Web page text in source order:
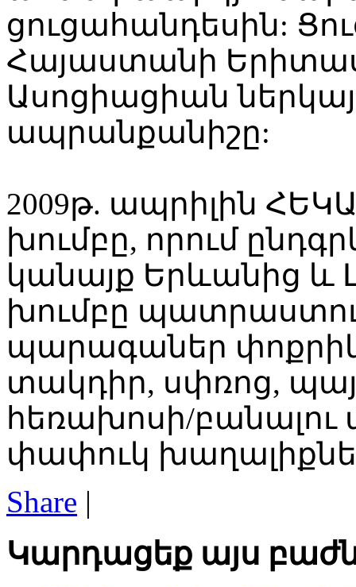
ցուցահանդեսին:
Հայաստանի
Ասոցիացիան
ապրանքանիշը:
2009թ. ապրիլին
խումբը, որում
կանայք Երևանից և
խումբը
պարագաներ
տակդիր, սփռոց,
հեռախոսի/
փափուկ
Share |
Կարդացեք այս